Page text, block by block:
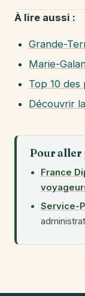
À lire aussi :
Grande-
Marie-
Top 10 des
Découvrir
Pour aller
France
Service-